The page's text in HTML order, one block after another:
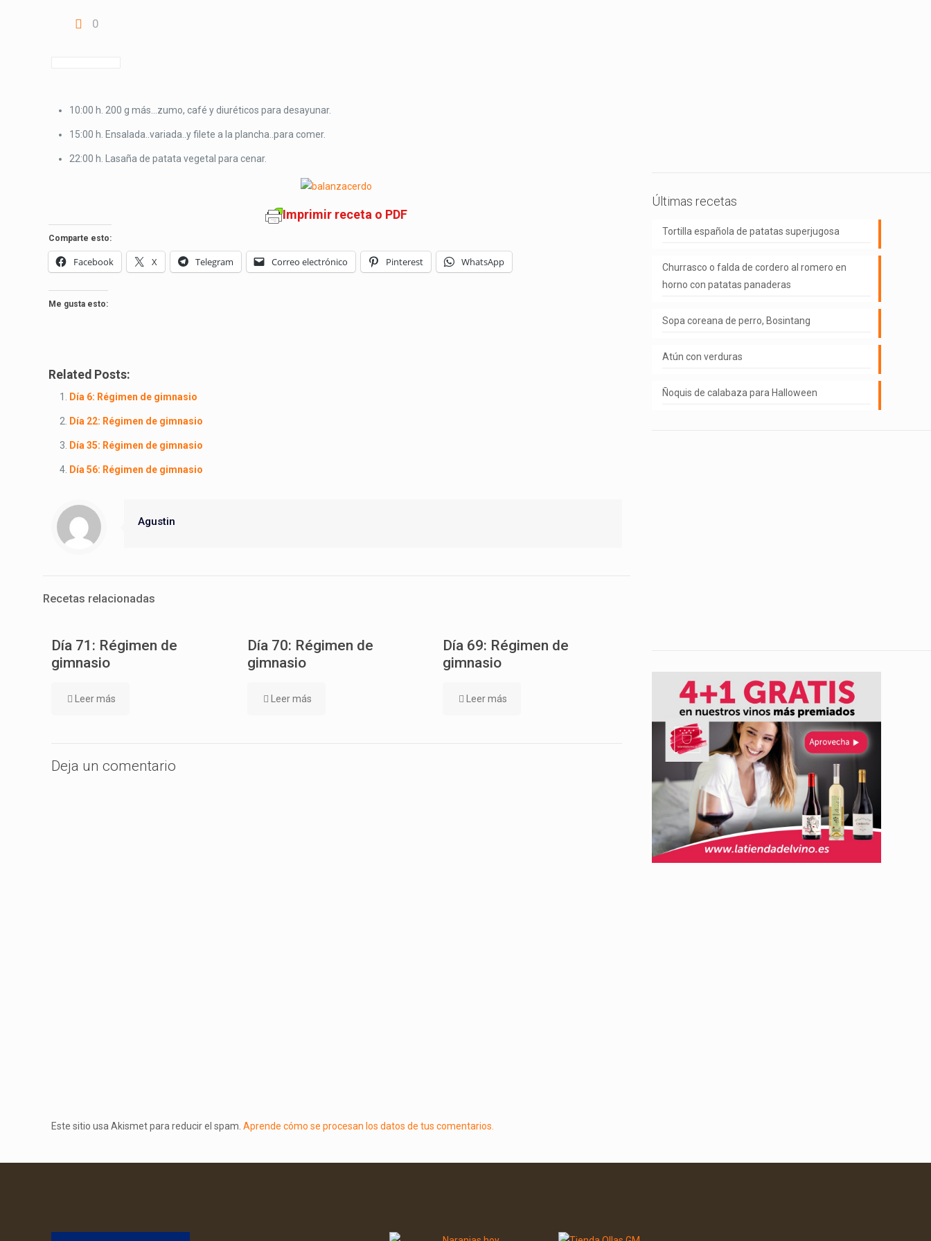
0
10:00 h. 200 g más…zumo, café y diuréticos para desayunar.
15:00 h. Ensalada..variada..y filete a la plancha..para comer.
22:00 h. Lasaña de patata vegetal para cenar.
Imprimir receta o PDF
Comparte esto:
Facebook X Telegram Correo electrónico Pinterest WhatsApp
Me gusta esto:
Related Posts:
Día 6: Régimen de gimnasio
Día 22: Régimen de gimnasio
Día 35: Régimen de gimnasio
Día 56: Régimen de gimnasio
Agustin
Recetas relacionadas
Día 71: Régimen de
gimnasio
Leer más
Día 70: Régimen de
gimnasio
Leer más
Día 69: Régimen de
gimnasio
Leer más
Deja un comentario
Este sitio usa Akismet para reducir el spam. Aprende cómo se procesan los datos de tus comentarios.
Últimas recetas
Tortilla española de patatas superjugosa
Churrasco o falda de cordero al romero en
horno con patatas panaderas
Sopa coreana de perro, Bosintang
Atún con verduras
Ñoquis de calabaza para Halloween